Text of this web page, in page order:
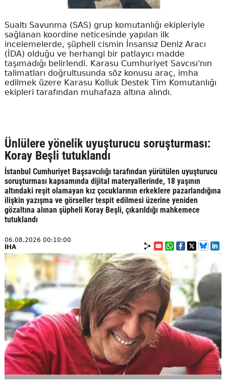
Sualtı Savunma (SAS) grup komutanlığı ekipleriyle
sağlanan koordine neticesinde yapılan ilk
incelemelerde, şüpheli cismin İnsansız Deniz Aracı
(İDA) olduğu ve herhangi bir patlayıcı madde
taşımadığı belirlendi. Karasu Cumhuriyet Savcısı'nın
talimatları doğrultusunda söz konusu araç, imha
edilmek üzere Karasu Kolluk Destek Tim Komutanlığı
ekipleri tarafından muhafaza altına alındı.
Ünlülere yönelik uyuşturucu soruşturması:
Koray Beşli tutuklandı
İstanbul Cumhuriyet Başsavcılığı tarafından yürütülen uyuşturucu
soruşturması kapsamında dijital materyallerinde, 18 yaşının
altındaki reşit olamayan kız çocuklarının erkeklere pazarlandığına
ilişkin yazışma ve görseller tespit edilmesi üzerine yeniden
gözaltına alınan şüpheli Koray Beşli, çıkarıldığı mahkemece
tutuklandı
06.08.2026 00:10:00
İHA